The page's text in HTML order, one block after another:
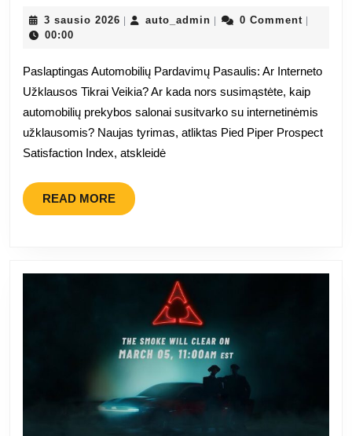
atstovai
laikomi
geriausiai
reaguojančiais
klientų
užklausas
3 sausio 2026 3| auto_admin auto_admin
| 0 Comment |
00:00
Paslaptingas Automobilių Pardavimų Pasaulis: Ar Interneto
Užklausos Tikrai Veikia? Ar kada nors susimąstėte, kaip
automobilių prekybos salonai susitvarko su internetinėmis
užklausomis? Naujas tyrimas, atliktas Pied Piper Prospect
Satisfaction Index, atskleidė
READ MOREREAD
MORE